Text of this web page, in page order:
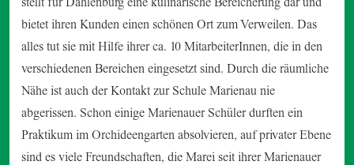
bietet ihren Kunden einen schönen Ort zum Verweilen. Das
alles tut sie mit Hilfe ihrer ca. 10 MitarbeiterInnen, die in den
verschiedenen Bereichen eingesetzt sind. Durch die räumliche
Nähe ist auch der Kontakt zur Schule Marienau nie
abgerissen. Schon einige Marienauer Schüler durften ein
Praktikum im Orchideengarten absolvieren, auf privater Ebene
sind es viele Freundschaften, die Marei seit ihrer Marienauer